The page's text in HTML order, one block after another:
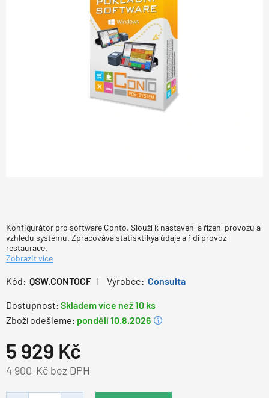
Konfigurátor pro software Conto. Slouží k nastavení a řízení provozu a
vzhledu systému. Zpracovává statisktikya údaje a řídí provoz
restaurace.
Zobrazit více
Kód: QSW.CONTOCF Výrobce: Consulta
Dostupnost: Skladem více než 10 ks
Zboží odešleme: pondělí 10.8.2026
5 929 Kč
Kč bez DPH
4 900